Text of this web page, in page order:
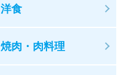
洋食
焼肉・肉料理